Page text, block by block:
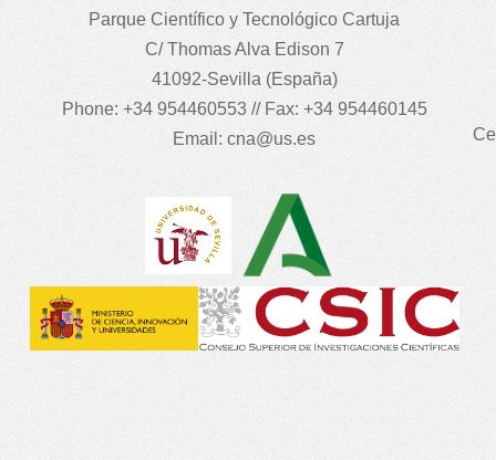
Parque Científico y Tecnológico Cartuja
C/ Thomas Alva Edison 7
41092-Sevilla (España)
Phone: +34 954460553 // Fax: +34 954460145
Email: cna@us.es